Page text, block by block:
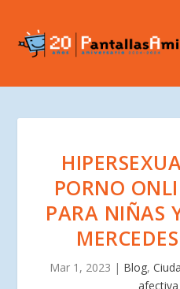
PORNO
PARA NIÑAS
Mar 1, 2023 | Blog,